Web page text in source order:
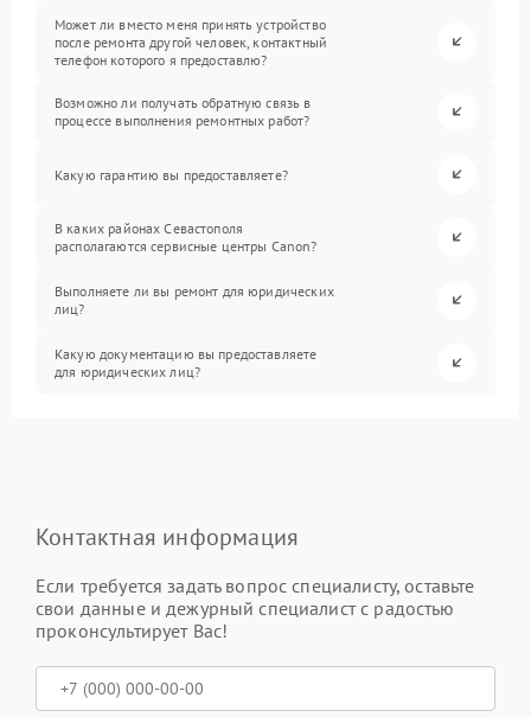
Может ли вместо меня принять устройство
после ремонта другой человек, контактный
телефон которого я предоставлю?
Возможно ли получать обратную связь в
процессе выполнения ремонтных работ?
Какую гарантию вы предоставляете?
В каких районах Севастополя
располагаются сервисные центры Canon?
Выполняете ли вы ремонт для юридических
лиц?
Какую документацию вы предоставляете
для юридических лиц?
Контактная информация
Если требуется задать вопрос специалисту, оставьте
свои данные и дежурный специалист с радостью
проконсультирует Вас!